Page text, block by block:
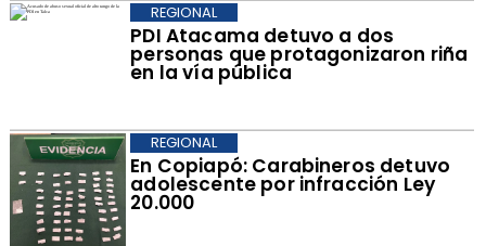
PDI Atacama detuvo a dos
personas que protagonizaron riña
en la vía pública
REGIONAL
​En Copiapó: Carabineros detuvo
adolescente por infracción Ley
20.000
REGIONAL